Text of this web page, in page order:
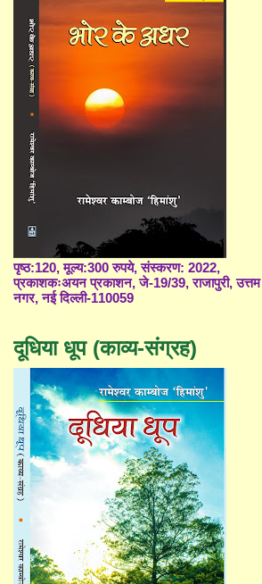
पृष्ठ:120, मूल्य:300 रुपये, संस्करण: 2022,
प्रकाशकःअयन प्रकाशन, जे-19/39, राजापुरी, उत्तम
नगर, नई दिल्ली-110059
दूधिया धूप (काव्य-संग्रह)